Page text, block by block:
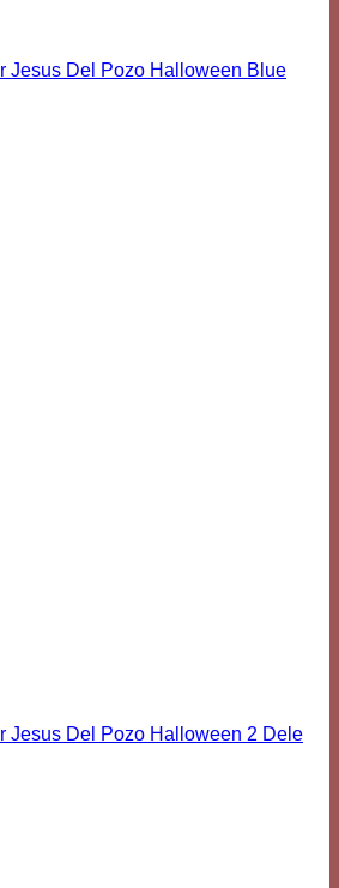
Jesus Del Pozo Halloween Blue
Jesus Del Pozo Halloween 2 Dele